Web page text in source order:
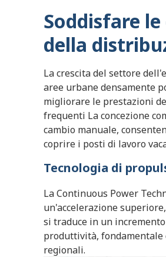
Soddisfare
della
La crescita del settore
aree urbane densamente
migliorare le prestazioni
frequenti La concezione
cambio manuale,
coprire i posti di lavoro
Tecnologia di
La Continuous Power
un'accelerazione
si traduce in un
produttività, fondamentale
regionali.